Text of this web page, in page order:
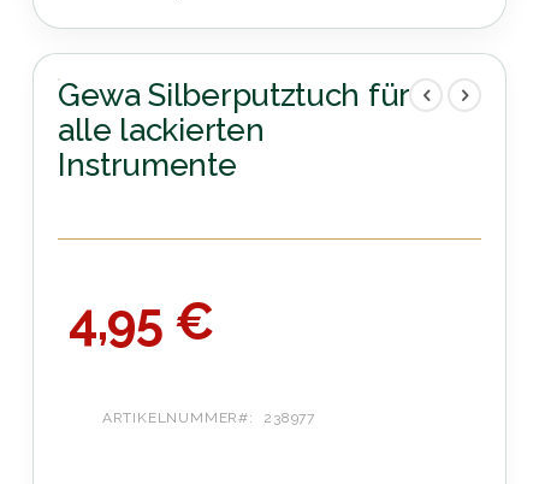
Zum
Anfang
der
Bildergalerie
springen
Gewa Silberputztuch für
alle lackierten
Instrumente
4,95 €
ARTIKELNUMMER 238977